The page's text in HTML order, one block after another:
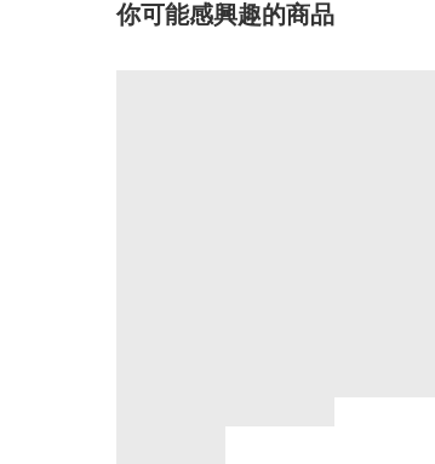
你可能感興趣的商品